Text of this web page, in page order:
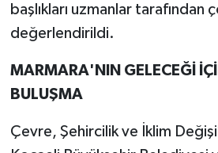
başlıkları uzmanlar tarafından
değerlendirildi.
MARMARA'NIN GELECEĞİ
BULUŞMA
Çevre, Şehircilik ve İklim